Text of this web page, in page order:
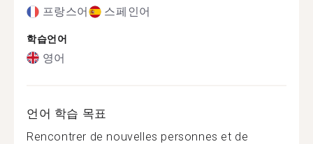
프랑스어 스페인어
학습언어
영어
언어 학습 목표
Rencontrer de nouvelles personnes et de